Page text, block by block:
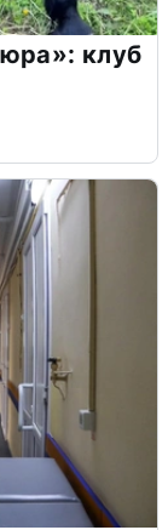
клуб